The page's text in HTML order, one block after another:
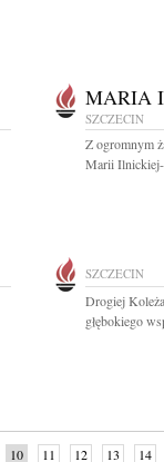
MARIA
SZCZECIN
Z ogromnym
Marii
SZCZECIN
Drogiej
głębokiego
10 11 12 13 14